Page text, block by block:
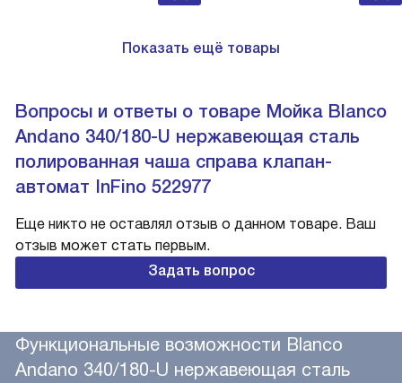
Показать ещё товары
Вопросы и ответы о товаре Мойка Blanco
Andano 340/180-U нержавеющая сталь
полированная чаша справа клапан-
автомат InFino 522977
Еще никто не оставлял отзыв о данном товаре. Ваш
отзыв может стать первым.
Задать вопрос
Функциональные возможности Blanco
Andano 340/180-U нержавеющая сталь